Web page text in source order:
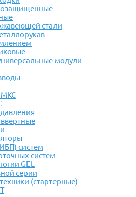
стали
модули
МКС
систем
систем
GEL
серии
(стартерные)